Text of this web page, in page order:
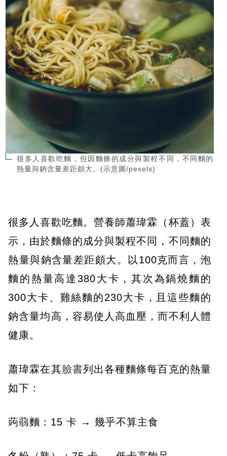
很多人喜歡吃麵，但因麵條的成分與製程不同，不同麵的
熱量與鈉含量差距頗大。(示意圖/pexels)
很多人喜歡吃麵。營養師蕭瑋霖（杯蓋）表
示，由於麵條的成分與製程不同，不同麵的
熱量與鈉含量差距頗大。以100克而言，泡
麵的熱量高達380大卡，其次為鍋燒麵的
300大卡、雞絲麵的230大卡，且這些麵的
鈉含量均高，容易使人高血壓，而不利人體
健康。
蕭瑋霖在其臉書列出各種麵條每百克的熱量
如下：
蒟蒻麵：15 卡 → 幾乎不算主食